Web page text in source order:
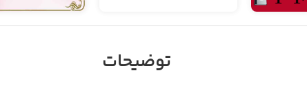
توضیحات